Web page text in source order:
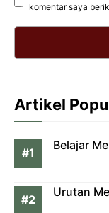
komentar saya
Artikel
Belajar
Urutan